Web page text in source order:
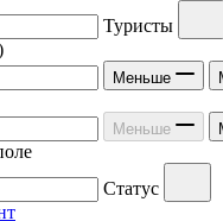
Туристы
Меньше
Меньше
Статус